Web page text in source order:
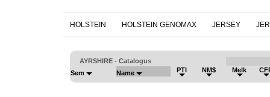
HOLSTEIN HOLSTEIN GENOMAX JERSEY
AYRSHIRE - Catalogus
Sem
Name PTI NM$ Melk